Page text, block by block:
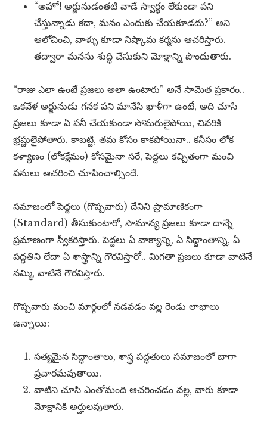
“అహో! అర్జునుడంతటి వాడే స్వార్థం లేకుండా పని
చేస్తున్నాడు కదా, మనం ఎందుకు చేయకూడదు?” అని
ఆలోచించి, వాళ్ళు కూడా నిష్కామ కర్మను ఆచరిస్తారు.
తద్వారా మనసు శుద్ధి చేసుకుని మోక్షాన్ని పొందుతారు.
“రాజు ఎలా ఉంటే ప్రజలు అలా ఉంటారు” అనే సామెత ప్రకారం..
ఒకవేళ అర్జునుడు గనక పని మానేసి ఖాళీగా ఉంటే, అది చూసి
ప్రజలు కూడా ఏ పనీ చేయకుండా సోమరులైపోయి, చివరికి
భ్రష్టులైపోతారు. కాబట్టి, తమ కోసం కాకపోయినా.. కనీసం లోక
కళ్యాణం (లోకక్షేమం) కోసమైనా సరే, పెద్దలు కచ్చితంగా మంచి
పనులు ఆచరించి చూపించాల్సిందే.
సమాజంలో పెద్దలు (గొప్పవారు) దేనిని ప్రామాణికంగా
(Standard) తీసుకుంటారో, సామాన్య ప్రజలు కూడా దాన్నే
ప్రమాణంగా స్వీకరిస్తారు. పెద్దలు ఏ వాక్యాన్ని, ఏ సిద్ధాంతాన్ని, ఏ
పద్ధతిని లేదా ఏ శాస్త్రాన్ని గౌరవిస్తారో.. మిగతా ప్రజలు కూడా వాటినే
నమ్మి, వాటినే గౌరవిస్తారు.
గొప్పవారు మంచి మార్గంలో నడవడం వల్ల రెండు లాభాలు
ఉన్నాయి:
సత్యమైన సిద్ధాంతాలు, శాస్త్ర పద్ధతులు సమాజంలో బాగా
ప్రచారమవుతాయి.
వాటిని చూసి ఎంతోమంది ఆచరించడం వల్ల, వారు కూడా
మోక్షానికి అర్హులవుతారు.